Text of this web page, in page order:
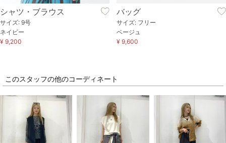
シャツ・ブラウス
サイズ: 9号
ネイビー
¥ 9,200
バッグ
サイズ: フリー
ベージュ
¥ 9,600
このスタッフの他のコーディネート